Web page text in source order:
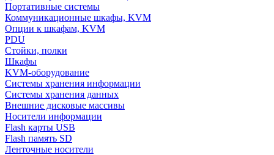
Портативные системы
Коммуникационные шкафы, KVM
Опции к шкафам, KVM
PDU
Стойки, полки
Шкафы
KVM-оборудование
Системы хранения информации
Системы хранения данных
Внешние дисковые массивы
Носители информации
Flash карты USB
Flash память SD
Ленточные носители